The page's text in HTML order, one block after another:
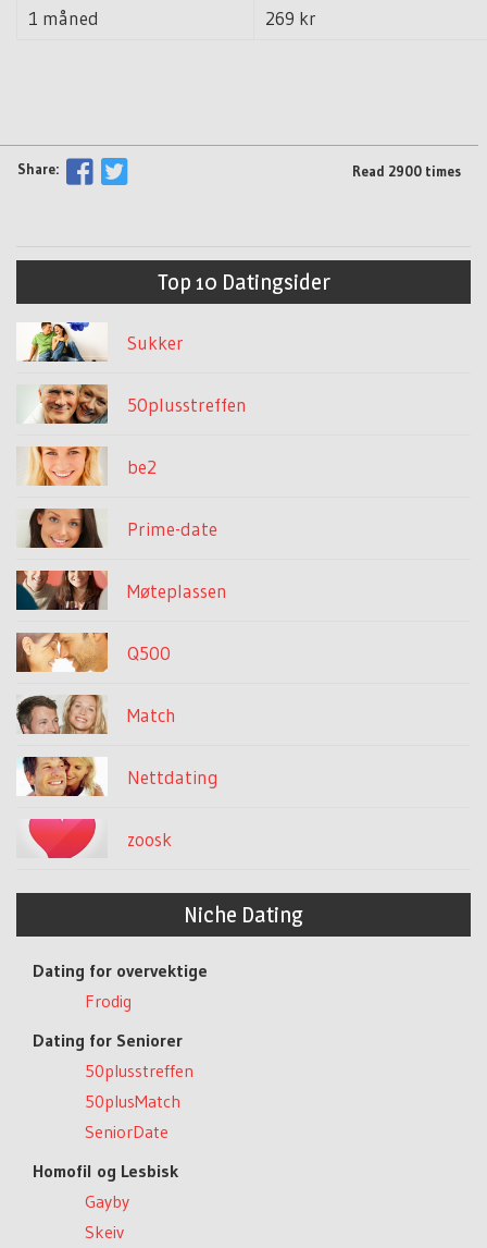
1 måned 269 kr
Share: Read 2900 times
Top 10 Datingsider
Sukker
50plusstreffen
be2
Prime-date
Møteplassen
Q500
Match
Nettdating
zoosk
Niche Dating
Dating for overvektige
Frodig
Dating for Seniorer
50plusstreffen
50plusMatch
SeniorDate
Homofil og Lesbisk
Gayby
Skeiv